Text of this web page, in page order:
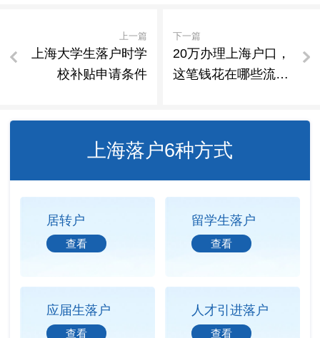
上一篇
上海大学生落户时学
校补贴申请条件
下一篇
20万办理上海户口，
这笔钱花在哪些流程
上海落户6种方式
居转户
查看
留学生落户
查看
应届生落户
查看
人才引进落户
查看